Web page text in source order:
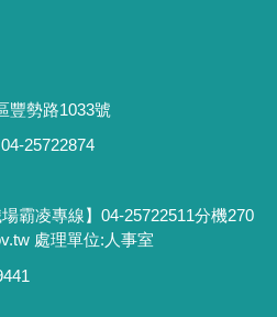
豐勢路1033號
25722874
霸凌專線】04-25722511分機270
處理單位:人事室